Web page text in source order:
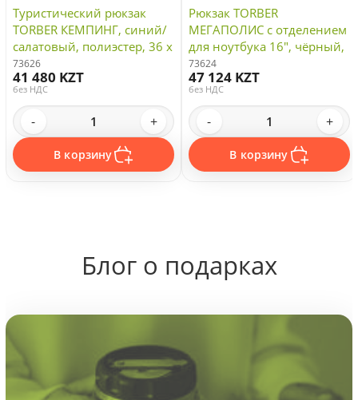
Туристический рюкзак
TORBER КЕМПИНГ, синий/
салатовый, полиэстер, 36 х
54 х 16 см
73626
41 480 KZT
без НДС
- +
В корзину
Рюкзак TORBER
МЕГАПОЛИС с отделением
для ноутбука 16", чёрный,
полиэстер, 47 х 34 x 28 см
73624
47 124 KZT
без НДС
- +
В корзину
Блог о подарках